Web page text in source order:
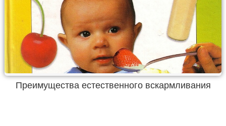
Преимущества естественного вскармливания